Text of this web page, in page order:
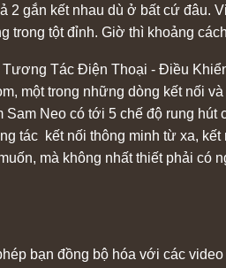
2 gắn kết nhau dù ở bất cứ
trong tột đỉnh. Giờ thì khoảng
Tác Điện Thoại - Điều
một trong những dòng kết nối
Neo có tới 5 chế độ rung
tác kết nối thông minh từ xa,
mà không nhất thiết phải
bạn đồng bộ hóa với các